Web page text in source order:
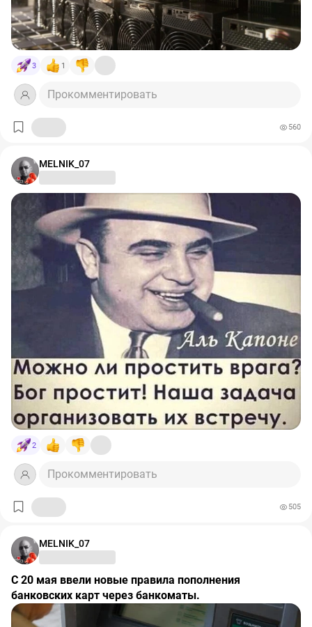
3 1
Прокомментировать
560
MELNIK_07
2
Прокомментировать
505
MELNIK_07
С 20 мая ввели новые правила пополнения
банковских карт через банкоматы.